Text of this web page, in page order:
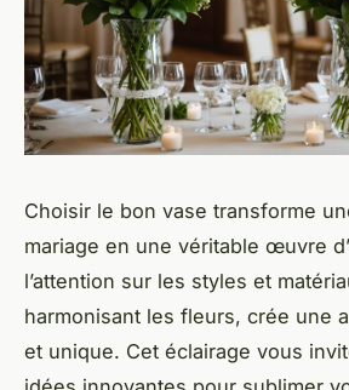
Choisir le bon vase transforme
mariage en une véritable œuvre
l’attention sur les styles et
harmonisant les fleurs, crée une
et unique. Cet éclairage vous